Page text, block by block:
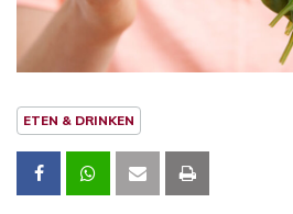
ETEN & DRINKEN